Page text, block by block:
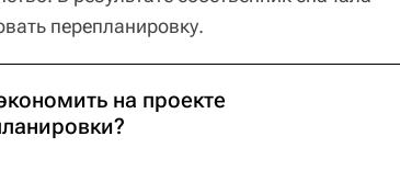
перепланировку.
на проекте